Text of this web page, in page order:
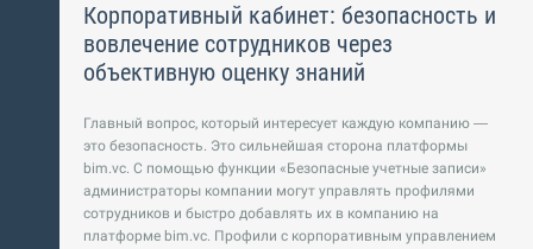
Корпоративный кабинет: безопасность и
вовлечение сотрудников через
объективную оценку знаний
Главный вопрос, который интересует каждую компанию —
это безопасность. Это сильнейшая сторона платформы
bim.vc. С помощью функции «Безопасные учетные записи»
администраторы компании могут управлять профилями
сотрудников и быстро добавлять их в компанию на
платформе bim.vc. Профили с корпоративным управлением